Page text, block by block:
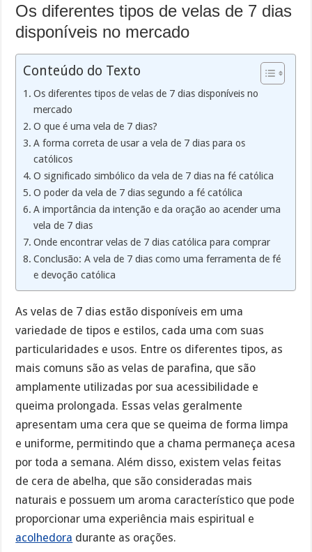
Os diferentes tipos de velas de 7 dias
disponíveis no mercado
Conteúdo do Texto
Os diferentes tipos de velas de 7 dias disponíveis no
mercado
O que é uma vela de 7 dias?
A forma correta de usar a vela de 7 dias para os
católicos
O significado simbólico da vela de 7 dias na fé católica
O poder da vela de 7 dias segundo a fé católica
A importância da intenção e da oração ao acender uma
vela de 7 dias
Onde encontrar velas de 7 dias católica para comprar
Conclusão: A vela de 7 dias como uma ferramenta de fé
e devoção católica
As velas de 7 dias estão disponíveis em uma
variedade de tipos e estilos, cada uma com suas
particularidades e usos. Entre os diferentes tipos, as
mais comuns são as velas de parafina, que são
amplamente utilizadas por sua acessibilidade e
queima prolongada. Essas velas geralmente
apresentam uma cera que se queima de forma limpa
e uniforme, permitindo que a chama permaneça acesa
por toda a semana. Além disso, existem velas feitas
de cera de abelha, que são consideradas mais
naturais e possuem um aroma característico que pode
proporcionar uma experiência mais espiritual e
acolhedora durante as orações.